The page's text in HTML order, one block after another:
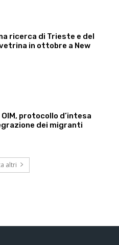
ricerca di Trieste e del
in ottobre a New
OIM, protocollo d’intesa
dei migranti
altri